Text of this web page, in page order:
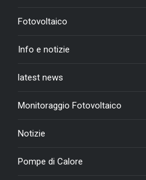
Fotovoltaico
Info e notizie
latest news
Monitoraggio Fotovoltaico
Notizie
Pompe di Calore